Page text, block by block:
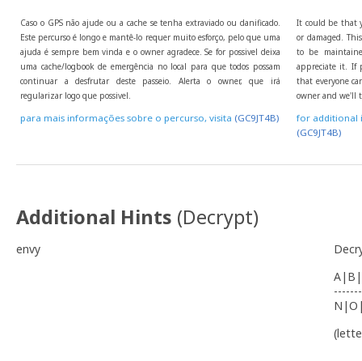
Caso o GPS não ajude ou a cache se tenha extraviado ou danificado.
Este percurso é longo e mantê-lo requer muito esforço, pelo que uma
ajuda é sempre bem vinda e o owner agradece. Se for possivel deixa
uma cache/logbook de emergência no local para que todos possam
continuar a desfrutar deste passeio. Alerta o owner, que irá
regularizar logo que possivel.
para mais informações sobre o percurso, visita (GC9JT4B)
It could be that
or damaged.
to be
appreciate it. If
that everyone
owner and we'll
for additional
(GC9JT4B)
Additional Hints (Decrypt)
envy